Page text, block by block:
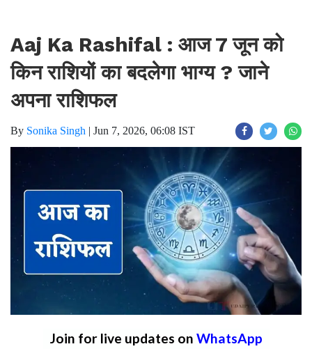
Aaj Ka Rashifal : आज 7 जून को
किन राशियों का बदलेगा भाग्य ? जाने
अपना राशिफल
By Sonika Singh | Jun 7, 2026, 06:08 IST
Join for live updates on WhatsApp